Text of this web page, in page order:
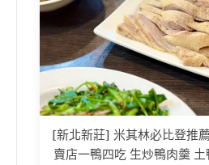
[新北新莊] 米其林必比登推
賣店一鴨四吃 生炒鴨肉羹